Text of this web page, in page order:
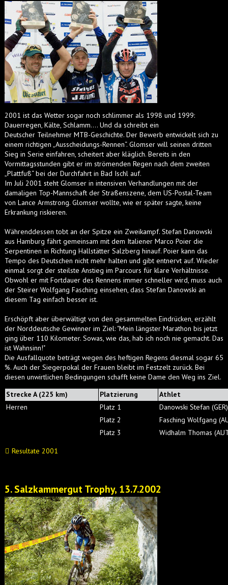
2001 ist das Wetter sogar noch schlimmer als 1998 und 1999:
Dauerregen, Kälte, Schlamm…. Und da schreibt ein
Deutscher Teilnehmer MTB-Geschichte. Der Bewerb entwickelt sich zu
einem richtigen „Ausscheidungs-Rennen“. Glomser will seinen dritten
Sieg in Serie einfahren, scheitert aber kläglich. Bereits in den
Vormittagsstunden gibt er im strömenden Regen nach dem zweiten
„Plattfuß“ bei der Durchfahrt in Bad Ischl auf.
Im Juli 2001 steht Glomser in intensiven Verhandlungen mit der
damaligen Top-Mannschaft der Straßenszene, dem US-Postal-Team
von Lance Armstrong. Glomser wollte, wie er später sagte, keine
Erkrankung riskieren.
Währenddessen tobt an der Spitze ein Zweikampf. Stefan Danowski
aus Hamburg fährt gemeinsam mit dem Italiener Marco Poier die
Serpentinen in Richtung Hallstätter Salzberg hinauf. Poier kann das
Tempo des Deutschen nicht mehr halten und gibt entnervt auf. Wieder
einmal sorgt der steilste Anstieg im Parcours für klare Verhältnisse.
Obwohl er mit Fortdauer des Rennens immer schneller wird, muss auch
der Steirer Wolfgang Fasching einsehen, dass Stefan Danowski an
diesem Tag einfach besser ist.
Erschöpft aber überwältigt von den gesammelten Eindrücken, erzählt
der Norddeutsche Gewinner im Ziel: "Mein längster Marathon bis jetzt
ging über 110 Kilometer. Sowas, wie das, hab ich noch nie gemacht. Das
ist Wahnsinn!"
Die Ausfallquote beträgt wegen des heftigen Regens diesmal sogar 65
%. Auch der Siegerpokal der Frauen bleibt im Festzelt zurück. Bei
diesen unwirtlichen Bedingungen schafft keine Dame den Weg ins Ziel.
Strecke A (225 km)
Platzierung
Athlet
Herren
Platz 1
Danowski Stefan (GER)
Platz 2
Fasching Wolfgang
Platz 3
Widhalm Thomas
Resultate 2001
5. Salzkammergut Trophy, 13.7.2002